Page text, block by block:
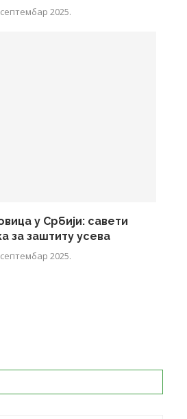
2025.
у Србији: савети
за заштиту усева
септембар 2025.